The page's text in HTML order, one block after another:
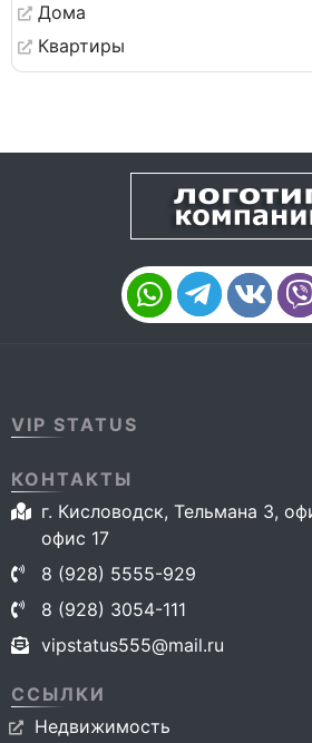
Дома
Квартиры
VIP STATUS
КОНТАКТЫ
г. Кисловодск, Тельмана 3,
офис 17
8 (928) 5555-929
8 (928) 3054-111
vipstatus555@mail.ru
ССЫЛКИ
Недвижимость